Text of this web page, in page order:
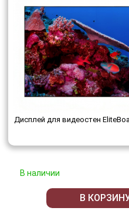
Дисплей для видеостен
В наличии
В